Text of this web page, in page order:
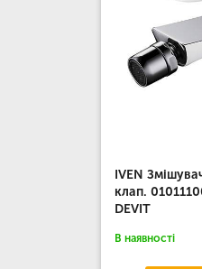
IVEN
клап.
DEVIT
В наявності